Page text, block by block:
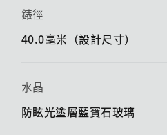
錶徑
40.0毫米（設計尺寸）
水晶
防眩光塗層藍寶石玻璃